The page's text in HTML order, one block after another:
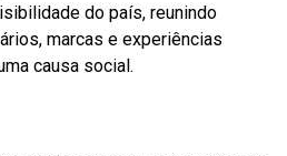
do país, reunindo
marcas e experiências
causa social.